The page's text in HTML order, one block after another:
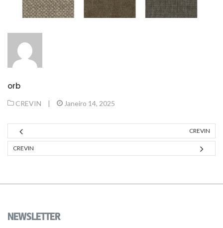
orb
CREVIN | Janeiro 14, 2025
CREVIN
CREVIN
NEWSLETTER